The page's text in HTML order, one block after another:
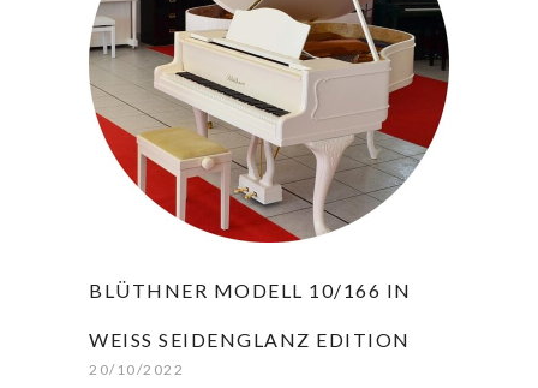
BLÜTHNER MODELL 10/166 IN
WEISS SEIDENGLANZ EDITION
20/10/2022